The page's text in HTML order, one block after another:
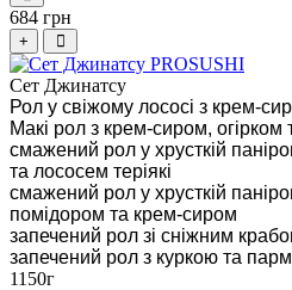
684 грн
+
Сет Джинатсу
Рол у свіжому лососі з крем-
Макі рол з крем-сиром,
смажений рол у хрусткій
та лососем теріякі
смажений рол у хрусткій
помідором та крем-сиром
запечений рол зі сніжним
запечений рол з куркою та
1150г